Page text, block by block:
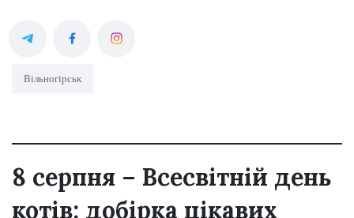
Вільногірськ
8 серпня – Всесвітній день
котів: добірка цікавих